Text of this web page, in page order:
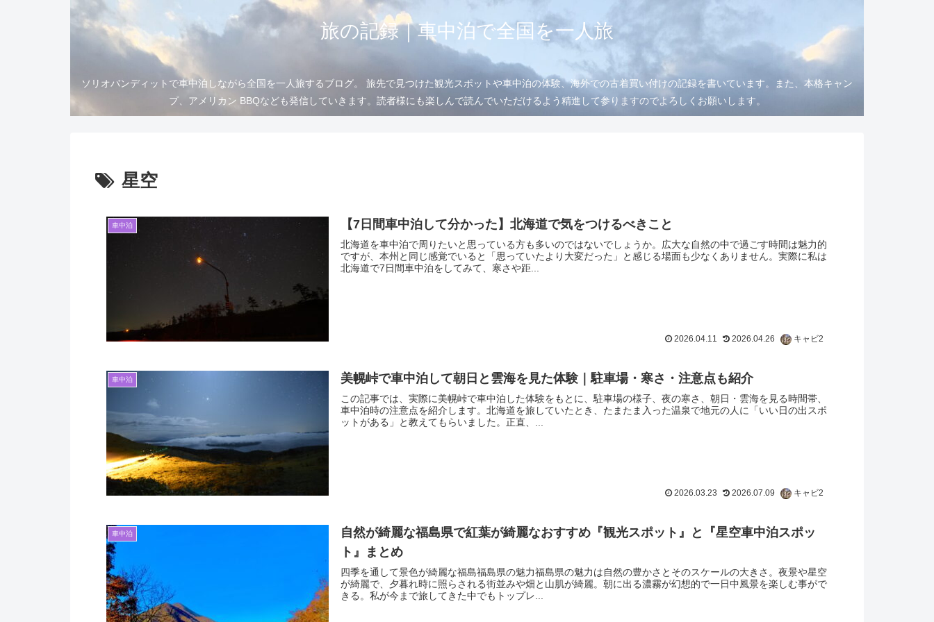
旅の記録｜車中泊で全国を一人旅
ソリオバンディットで車中泊しながら全国を一人旅するブログ。 旅先で見つけた観光スポットや車中泊の体験、海外での古着買い付けの記録を書いています。また、本格キャン
プ、アメリカン BBQなども発信していきます。読者様にも楽しんで読んでいただけるよう精進して参りますのでよろしくお願いします。
星空
車中泊 【7日間車中泊して分かった】北海道で気をつけるべきこと
北海道を車中泊で周りたいと思っている方も多いのではないでしょうか。広大な自然の中で過ごす時間は魅力的
ですが、本州と同じ感覚でいると「思っていたより大変だった」と感じる場面も少なくありません。実際に私は
北海道で7日間車中泊をしてみて、寒さや距...
2026.04.11 2026.04.26 キャビ2
車中泊 美幌峠で車中泊して朝日と雲海を見た体験｜駐車場・寒さ・注意点も紹介
この記事では、実際に美幌峠で車中泊した体験をもとに、駐車場の様子、夜の寒さ、朝日・雲海を見る時間帯、
車中泊時の注意点を紹介します。北海道を旅していたとき、たまたま入った温泉で地元の人に「いい日の出スポ
ットがある」と教えてもらいました。正直、...
2026.03.23 2026.07.09 キャビ2
車中泊
自然が綺麗な福島県で紅葉が綺麗なおすすめ『観光スポット』と『星空車中泊スポッ
ト』まとめ
四季を通して景色が綺麗な福島福島県の魅力福島県の魅力は自然の豊かさとそのスケールの大きさ。夜景や星空
が綺麗で、夕暮れ時に照らされる街並みや畑と山肌が綺麗。朝に出る濃霧が幻想的で一日中風景を楽しむ事がで
きる。私が今まで旅してきた中でもトップレ...